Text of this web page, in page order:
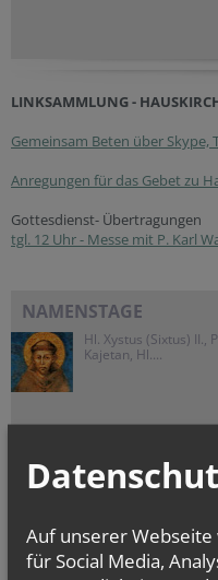
LINKSAMMLUNG -
Gemeinsam Beten über Skype,
Anregungen für das Gebet zu
Gottesdienst- Übertragungen
tgl. 12 Uhr - Messe mit P. Karl
NAMENSTAGE
Hl. Xystus (Sixtus) II.,
Kajetan, Hl....
Auf unserer
für Social Media,